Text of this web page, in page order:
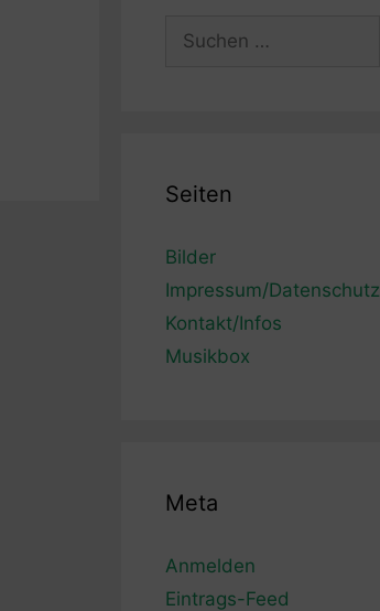
Seiten
Bilder
Impressum/Datenschutz
Kontakt/Infos
Musikbox
Meta
Anmelden
Eintrags-Feed